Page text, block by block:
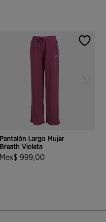
Pantalón Largo Mujer
Breath Violeta
Mex$ 999,00